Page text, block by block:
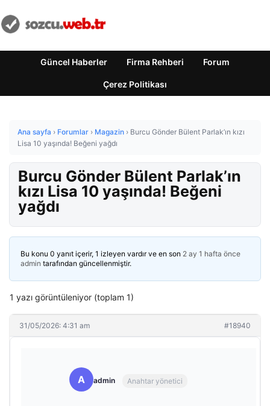
Güncel Haberler Firma Rehberi Forum
Çerez Politikası
Ana sayfa › Forumlar › Magazin › Burcu Gönder Bülent Parlak’ın kızı
Lisa 10 yaşında! Beğeni yağdı
Burcu Gönder Bülent Parlak’ın
kızı Lisa 10 yaşında! Beğeni
yağdı
Bu konu 0 yanıt içerir, 1 izleyen vardır ve en son 2 ay 1 hafta önce
admin tarafından güncellenmiştir.
1 yazı görüntüleniyor (toplam 1)
31/05/2026: 4:31 am #18940
A admin Anahtar yönetici